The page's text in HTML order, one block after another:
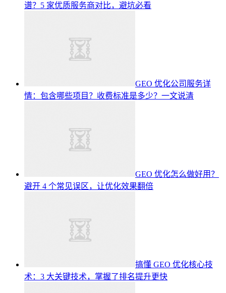
谱？5 家优质服务商对比，避坑必看
GEO 优化公司服务详
情：包含哪些项目？收费标准是多少？一文说清
GEO 优化怎么做好用？
避开 4 个常见误区，让优化效果翻倍
搞懂 GEO 优化核心技
术：3 大关键技术，掌握了排名提升更快